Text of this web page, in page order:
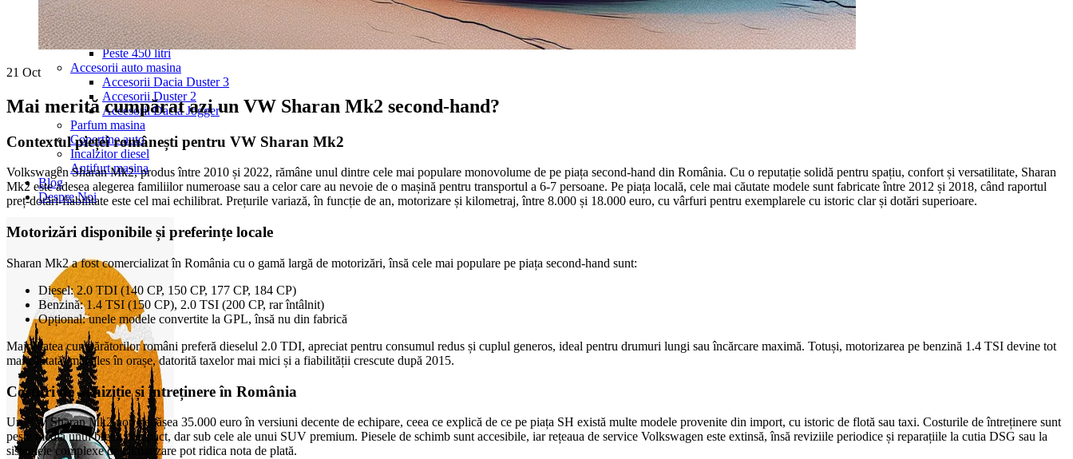
Portbagaj Plafon Auto
Sub 350 Litri
Peste 350 Litri
Peste 450 litri
Accesorii auto masina
Accesorii Dacia Duster 3
Accesorii Duster 2
Accesorii Dacia Jogger
Parfum masina
Copertine auto
Incalzitor diesel
Antifurt masina
Blog
Despre Noi
21 Oct
Mai merită cumpărat azi un VW Sharan Mk2 second-hand?
Contextul pieței românești pentru VW Sharan Mk2
Volkswagen Sharan Mk2, produs între 2010 și 2022, rămâne unul dintre cele mai populare monovolume de pe piața second-hand din România. Cu o reputație solidă pentru spațiu, confort și versatilitate, Sharan
Mk2 este adesea alegerea familiilor numeroase sau a celor care au nevoie de o mașină pentru transportul a 6-7 persoane. Pe piața locală, cele mai căutate modele sunt fabricate între 2012 și 2018, când raportul
preț-dotări-fiabilitate este cel mai echilibrat. Prețurile variază, în funcție de an, motorizare și kilometraj, între 8.000 și 18.000 euro, cu vârfuri pentru exemplarele cu istoric clar și dotări superioare.
Motorizări disponibile și preferințe locale
Sharan Mk2 a fost comercializat în România cu o gamă largă de motorizări, însă cele mai populare pe piața second-hand sunt:
Diesel: 2.0 TDI (140 CP, 150 CP, 177 CP, 184 CP)
Benzină: 1.4 TSI (150 CP), 2.0 TSI (200 CP, rar întâlnit)
Opțional: unele modele convertite la GPL, însă nu din fabrică
Majoritatea cumpărătorilor români preferă dieselul 2.0 TDI, apreciat pentru consumul redus și cuplul generos, ideal pentru drumuri lungi sau încărcare maximă. Totuși, motorizarea pe benzină 1.4 TSI devine tot
mai căutată, mai ales în orașe, datorită taxelor mai mici și a fiabilității crescute după 2015.
Costuri de achiziție și întreținere în România
Un VW Sharan Mk2 nou depășea 35.000 euro în versiuni decente de echipare, ceea ce explică de ce pe piața SH există multe modele provenite din import, cu istoric de flotă sau taxi. Costurile de întreținere sunt
peste media unui break compact, dar sub cele ale unui SUV premium. Piesele de schimb sunt accesibile, iar rețeaua de service Volkswagen este extinsă, însă reviziile periodice și reparațiile la cutia DSG sau la
sistemele complexe de climatizare pot ridica nota de plată.